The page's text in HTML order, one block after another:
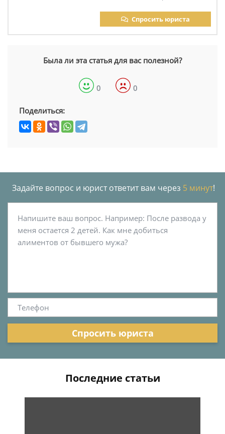
Спросить юриста
Была ли эта статья для вас полезной?
0 0
Поделиться:
Задайте вопрос и юрист ответит вам через 5 минут!
Спросить юриста
Последние статьи